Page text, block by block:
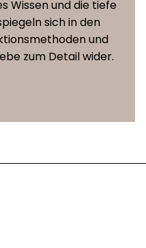
Wissen und die tiefe
sich in den
und
zum Detail wider.